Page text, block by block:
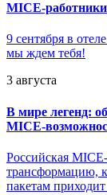
MICE-работники
9 сентября в
мы ждем тебя!
3 августа
В мире легенд:
MICE-
Российская
трансформацию,
пакетам